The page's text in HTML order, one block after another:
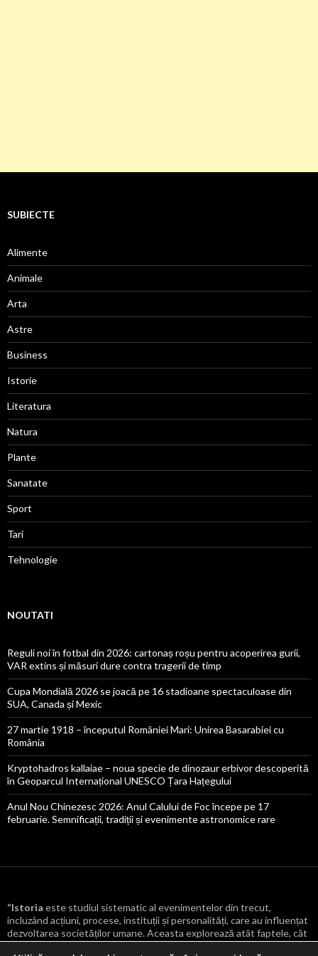
SUBIECTE
Alimente
Animale
Arta
Astre
Business
Istorie
Literatura
Natura
Plante
Sanatate
Sport
Tari
Tehnologie
NOUTATI
Reguli noi în fotbal din 2026: cartonaș roșu pentru acoperirea gurii,
VAR extins și măsuri dure contra tragerii de timp
Cupa Mondială 2026 se joacă pe 16 stadioane spectaculoase din
SUA, Canada și Mexic
27 martie 1918 – începutul României Mari: Unirea Basarabiei cu
România
Kryptohadros kallaiae – noua specie de dinozaur erbivor descoperită
în Geoparcul Internațional UNESCO Țara Hațegului
Anul Nou Chinezesc 2026: Anul Calului de Foc începe pe 17
februarie. Semnificații, tradiții și evenimente astronomice rare
“Istoria este studiul sistematic al evenimentelor din trecut,
incluzând acțiuni, procese, instituții și personalități, care au influențat
dezvoltarea societăților umane. Aceasta explorează atât faptele, cât
și cauzele și consecințele lor, oferind o înțelegere mai profundă a